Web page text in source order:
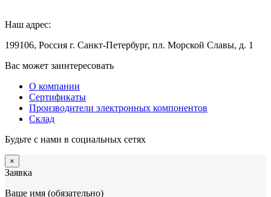
Наш адрес:
199106, Россия г. Санкт-Петербург, пл. Морской Славы, д. 1
Вас может заинтересовать
О компании
Сертификаты
Производители электронных компонентов
Склад
Будьте с нами в социальных сетях
×
Заявка
Ваше имя (обязательно)